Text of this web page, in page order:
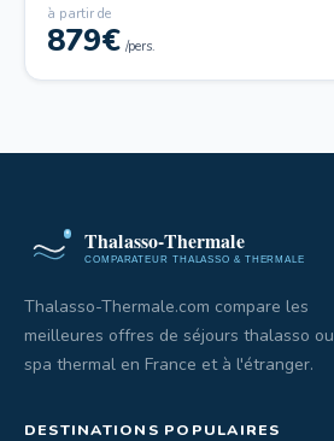
à partir de
879€ /pers.
Thalasso-Thermale.com compare les
meilleures offres de séjours thalasso ou
spa thermal en France et à l'étranger.
DESTINATIONS POPULAIRES